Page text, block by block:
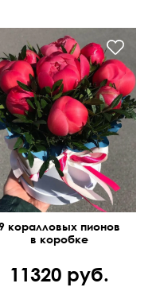
9 коралловых пионов
в коробке
11320 руб.